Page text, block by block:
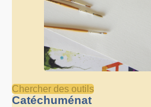
Chercher des outils
Catéchuménat